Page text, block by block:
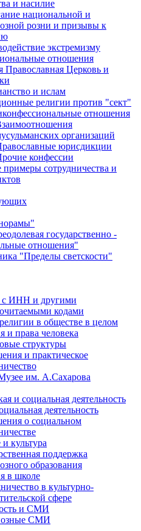
и насилие
национальной и
розни и призывы к
экстремизму
отношения
Православная Церковь и
и ислам
религии против "сект"
отношения
организаций
юрисдикции
конфессии
примеры сотрудничества и
государственно -
отношения"
"Пределы светскости"
с ИНН и другими
кодами
в обществе в целом
и права человека
структуры
и практическое
им. А.Сахарова
и социальная деятельность
деятельность
о социальном
культура
поддержка
образования
в школе
в культурно-
сфере
и СМИ
СМИ